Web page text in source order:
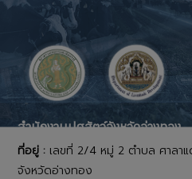
สำนักงานปศุสัตว์จังหวัดอ่างทอง
ที่อยู่ : เลขที่ 2/4 หมู่ 2 ตำบล ศาลา
จังหวัดอ่างทอง